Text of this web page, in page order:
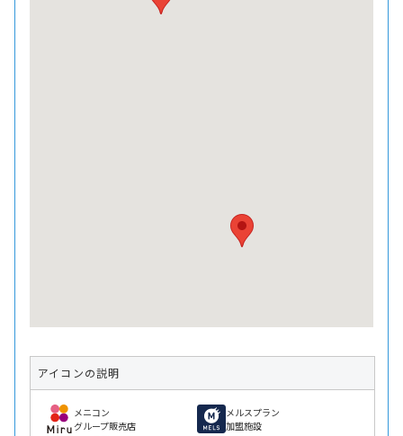
アイコンの説明
メニコン
グループ販売店
メルスプラン
加盟施設